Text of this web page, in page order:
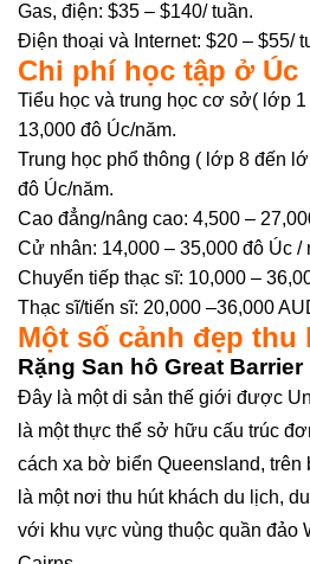
Gas, điện: $35 – $140/ tuần.
Điện thoại và Internet: $20 – $55/
Chi phí học tập ở Úc
Tiểu học và trung học cơ sở( lớp
13,000 đô Úc/năm.
Trung học phổ thông ( lớp 8 đến
đô Úc/năm.
Cao đẳng/nâng cao: 4,500 –
Cử nhân: 14,000 – 35,000 đô Úc /
Chuyển tiếp thạc sĩ: 10,000 –
Thạc sĩ/tiến sĩ: 20,000 –36,000
Một số cảnh đẹp thu
Rặng San hô Great Barrier
Đây là một di sản thế giới được
là một thực thể sở hữu cấu trúc
cách xa bờ biển Queensland, trên
là một nơi thu hút khách du lịch,
với khu vực vùng thuộc quần đảo